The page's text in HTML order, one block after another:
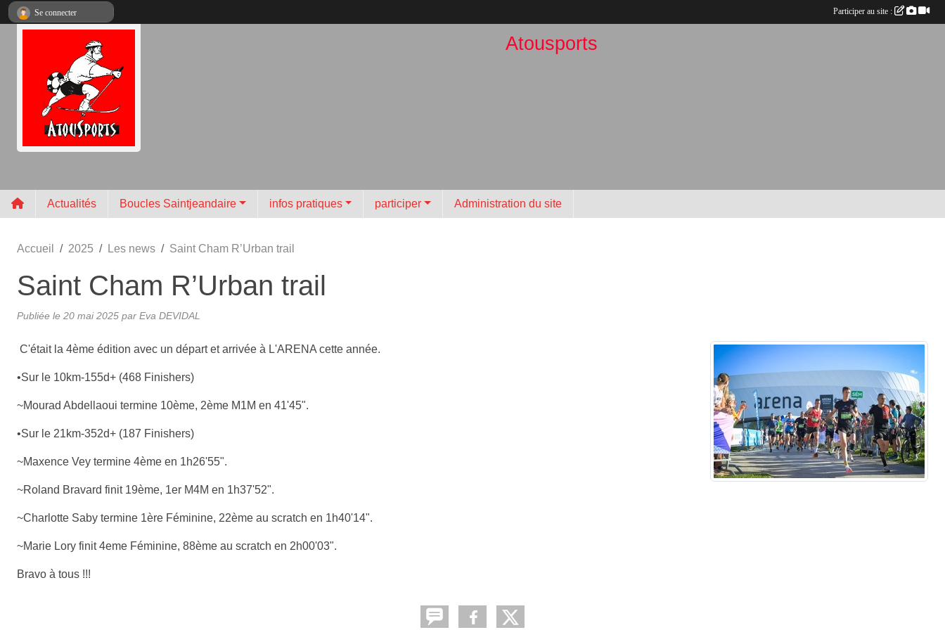
Atousports
Actualités Boucles Saintjeandaire infos pratiques participer Administration du site
Accueil 2025 Les news Saint Cham R’Urban trail
Saint Cham R’Urban trail
Publiée le 20 mai 2025 par Eva DEVIDAL
C'était la 4ème édition avec un départ et arrivée à L'ARENA cette année.
•Sur le 10km-155d+ (468 Finishers)
~Mourad Abdellaoui termine 10ème, 2ème M1M en 41'45".
•Sur le 21km-352d+ (187 Finishers)
~Maxence Vey termine 4ème en 1h26'55".
~Roland Bravard finit 19ème, 1er M4M en 1h37'52".
~Charlotte Saby termine 1ère Féminine, 22ème au scratch en 1h40'14".
~Marie Lory finit 4eme Féminine, 88ème au scratch en 2h00'03".
Bravo à tous !!!
Se connecter Participer au site :
Panneau de gestion des cookies